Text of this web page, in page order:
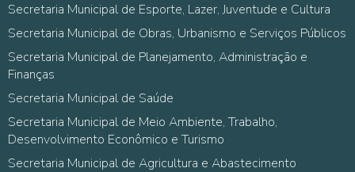
Secretaria Municipal de Esporte, Lazer, Juventude e Cultura
Secretaria Municipal de Obras, Urbanismo e Serviços Públicos
Secretaria Municipal de Planejamento, Administração e
Finanças
Secretaria Municipal de Saúde
Secretaria Municipal de Meio Ambiente, Trabalho,
Desenvolvimento Econômico e Turismo
Secretaria Municipal de Agricultura e Abastecimento